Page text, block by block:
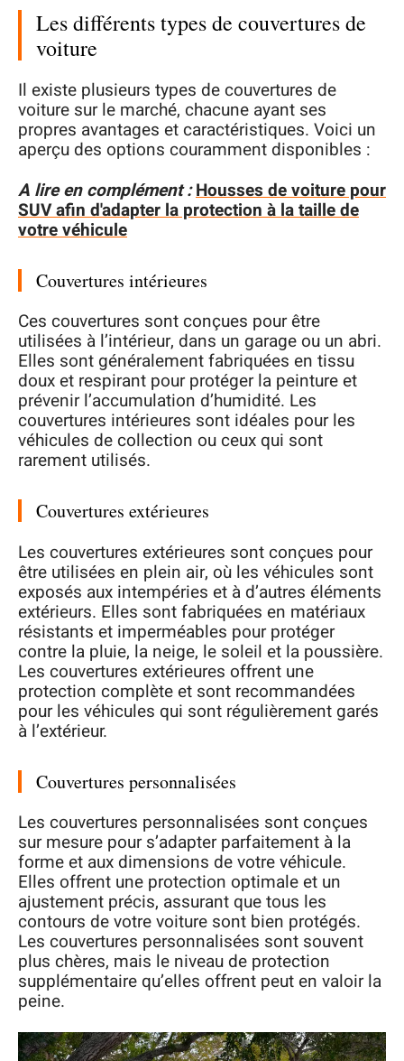
Les différents types de couvertures de
voiture
Il existe plusieurs types de couvertures de
voiture sur le marché, chacune ayant ses
propres avantages et caractéristiques. Voici un
aperçu des options couramment disponibles :
A lire en complément : Housses de voiture pour
SUV afin d'adapter la protection à la taille de
votre véhicule
Couvertures intérieures
Ces couvertures sont conçues pour être
utilisées à l’intérieur, dans un garage ou un abri.
Elles sont généralement fabriquées en tissu
doux et respirant pour protéger la peinture et
prévenir l’accumulation d’humidité. Les
couvertures intérieures sont idéales pour les
véhicules de collection ou ceux qui sont
rarement utilisés.
Couvertures extérieures
Les couvertures extérieures sont conçues pour
être utilisées en plein air, où les véhicules sont
exposés aux intempéries et à d’autres éléments
extérieurs. Elles sont fabriquées en matériaux
résistants et imperméables pour protéger
contre la pluie, la neige, le soleil et la poussière.
Les couvertures extérieures offrent une
protection complète et sont recommandées
pour les véhicules qui sont régulièrement garés
à l’extérieur.
Couvertures personnalisées
Les couvertures personnalisées sont conçues
sur mesure pour s’adapter parfaitement à la
forme et aux dimensions de votre véhicule.
Elles offrent une protection optimale et un
ajustement précis, assurant que tous les
contours de votre voiture sont bien protégés.
Les couvertures personnalisées sont souvent
plus chères, mais le niveau de protection
supplémentaire qu’elles offrent peut en valoir la
peine.